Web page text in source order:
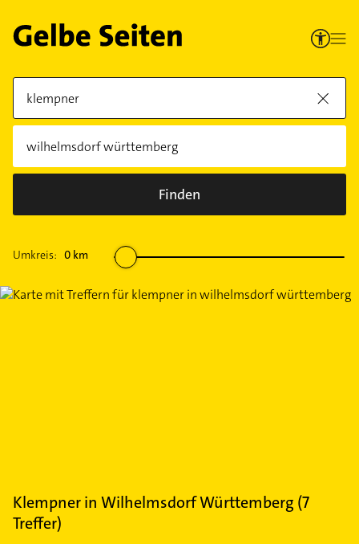
Finden
Umkreis: 0 km
Klempnerin Wilhelmsdorf Württemberg (7
Treffer)